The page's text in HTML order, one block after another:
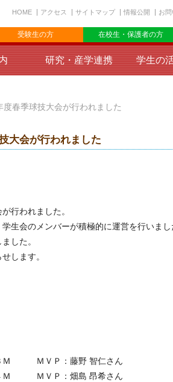
HOME アクセス サイトマップ 情報公開 お
受験生の方 在校生・保護者の方
研究・産学連携 学生の
度春季球技大会が行われました
大会が行われました
行われました。
生会のメンバーが積極的に運営を行いまし
した。
します。
ＭＶＰ：藤野 智仁さん
ＭＶＰ：畑島 昂希さん